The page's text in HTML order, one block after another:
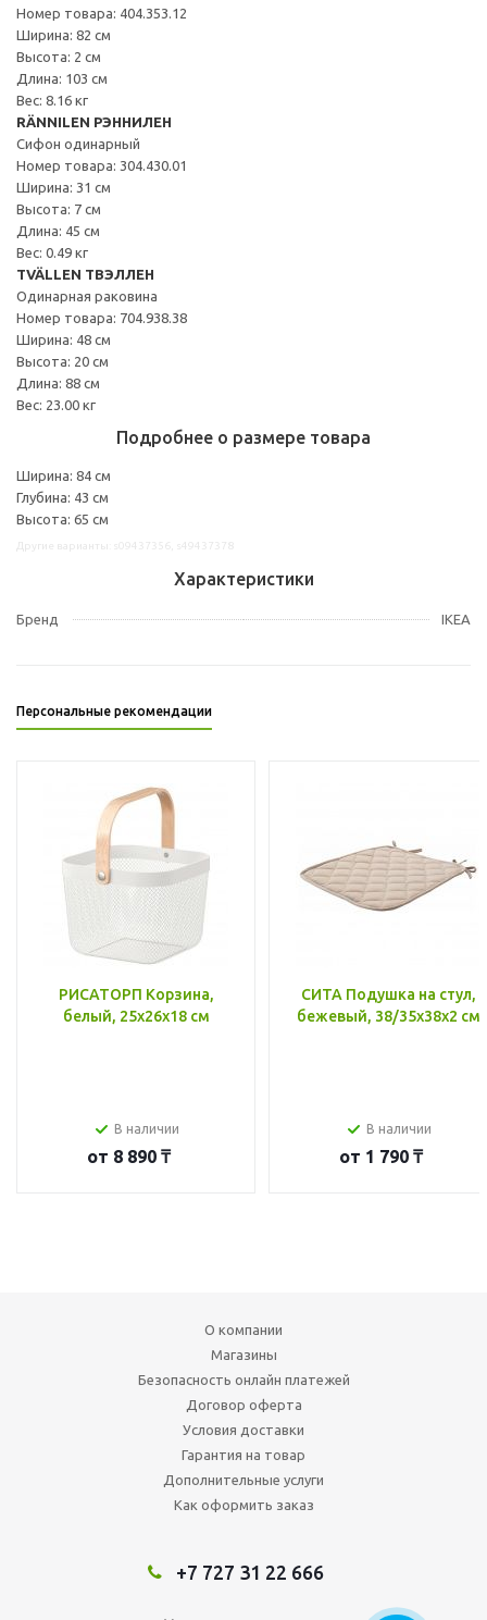
Номер товара: 404.353.12
Ширина: 82 см
Высота: 2 см
Длина: 103 см
Вес: 8.16 кг
RÄNNILEN РЭННИЛЕН
Сифон одинарный
Номер товара: 304.430.01
Ширина: 31 см
Высота: 7 см
Длина: 45 см
Вес: 0.49 кг
TVÄLLEN ТВЭЛЛЕН
Одинарная раковина
Номер товара: 704.938.38
Ширина: 48 см
Высота: 20 см
Длина: 88 см
Вес: 23.00 кг
Подробнее о размере товара
Ширина: 84 см
Глубина: 43 см
Высота: 65 см
Характеристики
Бренд IKEA
Персональные рекомендации
РИСАТОРП Корзина,
белый, 25x26x18 см
В наличии
от 8 890 ₸
СИТА Подушка на стул,
бежевый, 38/35x38x2 см
В наличии
от 1 790 ₸
О компании
Магазины
Безопасность онлайн платежей
Договор оферта
Условия доставки
Гарантия на товар
Дополнительные услуги
Как оформить заказ
+7 727 31 22 666